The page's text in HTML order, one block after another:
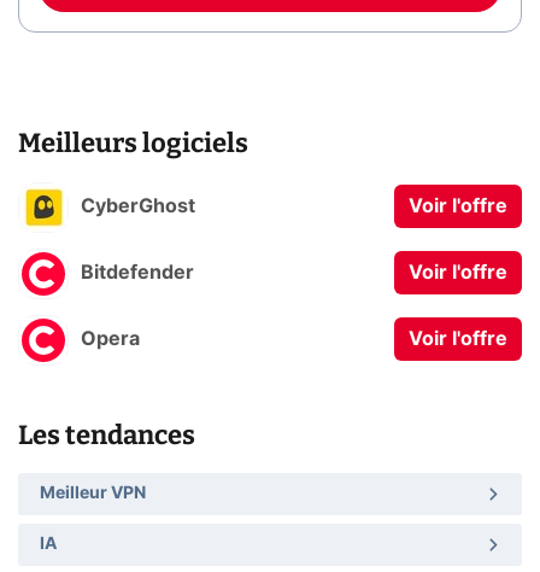
Meilleurs logiciels
CyberGhost Voir l'offre
Bitdefender Voir l'offre
Opera Voir l'offre
Les tendances
Meilleur VPN
IA